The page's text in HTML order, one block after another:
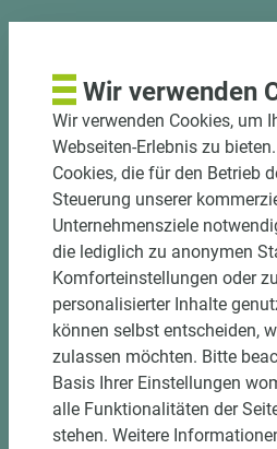
PASSENDES
2 weitere
Art.-Nr. 06100020009
EGGER Dekorspanplatte
Wir verwenden
Wir verwenden Cookies, um
Webseiten-Erlebnis zu
Cookies, die für den Betrieb
Steuerung unserer
Unternehmensziele
die lediglich zu anonymen
Komforteinstellungen oder
personalisierter Inhalte
können selbst entscheiden,
zulassen möchten. Bitte
Basis Ihrer Einstellungen
alle Funktionalitäten der
stehen. Weitere